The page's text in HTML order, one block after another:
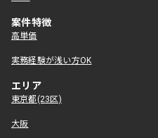
案件特徴
高単価
実務経験が浅い方OK
エリア
東京都(23区)
大阪